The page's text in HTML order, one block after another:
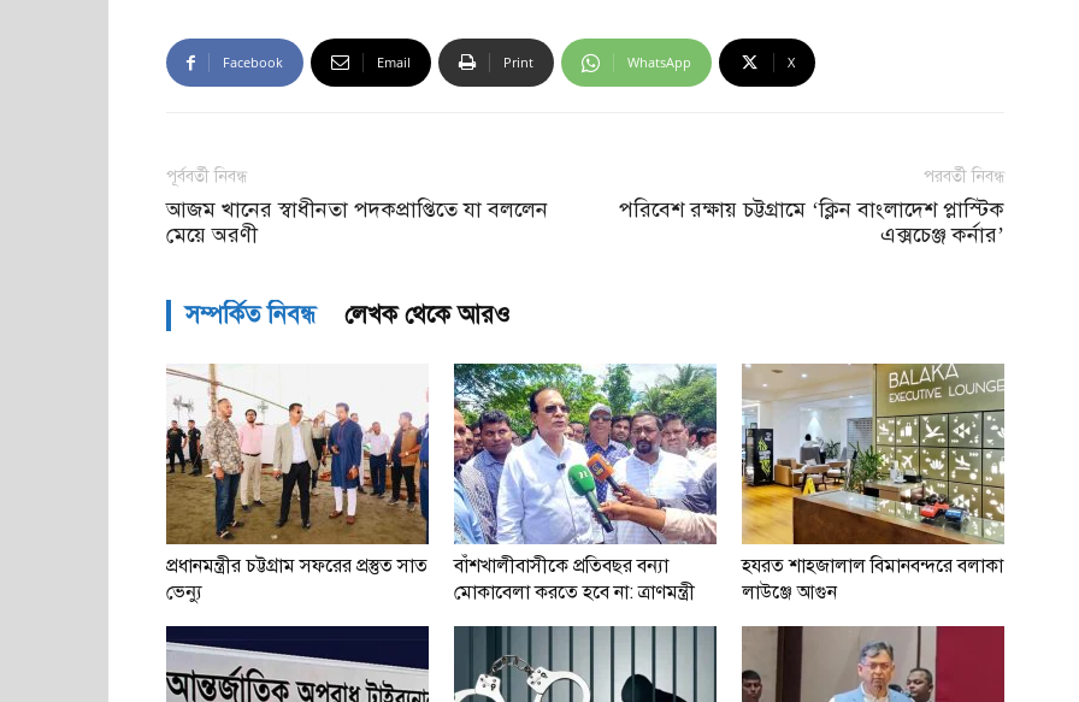
Facebook Email Print WhatsApp X
পূর্ববর্তী নিবন্ধ
আজম খানের স্বাধীনতা পদকপ্রাপ্তিতে যা বললেন
মেয়ে অরণী
পরবর্তী নিবন্ধ
পরিবেশ রক্ষায় চট্টগ্রামে ‘ক্লিন বাংলাদেশ প্লাস্টিক
এক্সচেঞ্জ কর্নার’
সম্পর্কিত নিবন্ধ লেখক থেকে আরও
প্রধানমন্ত্রীর চট্টগ্রাম সফরের প্রস্তুত সাত
ভেন্যু
বাঁশখালীবাসীকে প্রতিবছর বন্যা
মোকাবেলা করতে হবে না: ত্রাণমন্ত্রী
হযরত শাহজালাল বিমানবন্দরে বলাকা
লাউঞ্জে আগুন